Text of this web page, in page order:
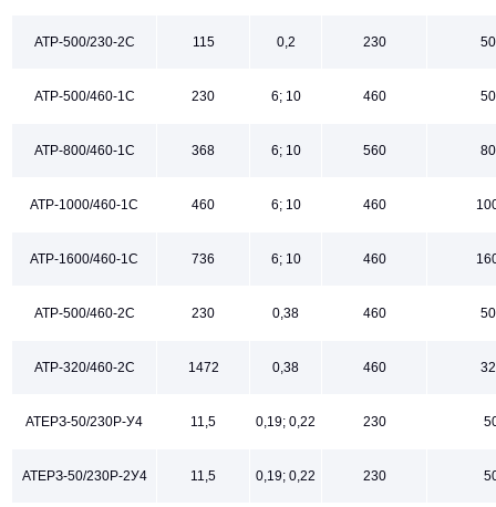
АТР-500/230-2С 115 0,2 230
АТР-500/460-1С 230 6; 10 460
АТР-800/460-1С 368 6; 10 560
АТР-1000/460-1С 460 6; 10 460
АТР-1600/460-1С 736 6; 10 460
АТР-500/460-2С 230 0,38 460
АТР-320/460-2С 1472 0,38 460
АТЕРЗ-50/230Р-У4 11,5 0,19; 0,22 230
АТЕРЗ-50/230Р-2У4 11,5 0,19; 0,22 230